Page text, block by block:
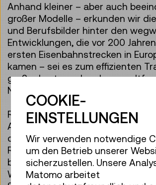
Anhand kleiner – aber auch
großer Modelle – erkunden wir
und Berufsbilder hinter den
Entwicklungen, die vor 200
ersten Eisenbahnstrecken in
kamen – sei es zum effizienten
großer Lasten oder als
Nah- und Fernverkehrsmittel.
Rollen wir gemeinsam auf Achse
Ausstellung „Im Bann der Bahn“
die Eisenbahn nicht nur unsere
Reisens, sondern auch unsere
beeinflusst hat. Gemeinsam
Wie verreiste man früher – ganz
COOKIE-
EINSTELLUNGEN
Wir verwenden notwendige
um den Betrieb unserer
sicherzustellen. Unsere
Matomo arbeitet